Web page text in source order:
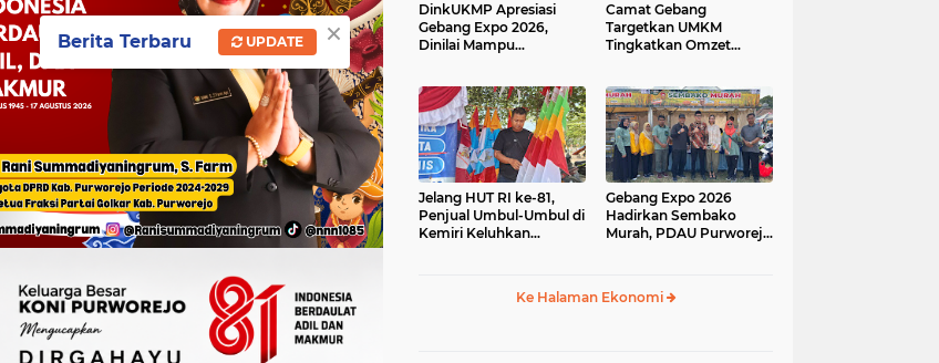
DinkUKMP Apresiasi
Gebang Expo 2026,
Dinilai Mampu
Lokal
Camat Gebang
Targetkan UMKM
Tingkatkan Omzet
Jelang HUT RI ke-81,
Penjual Umbul-Umbul di
Kemiri Keluhkan
Gebang Expo 2026
Hadirkan Sembako
Murah, PDAU Purworejo
Ke Halaman Ekonomi
×
Berita Terbaru UPDATE